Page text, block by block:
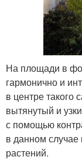
На площади в
гармонично и
в центре такого
вытянутый и
с помощью
в данном
растений.